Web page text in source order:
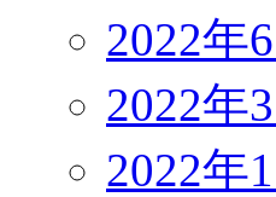
2022年
2022年
2022年